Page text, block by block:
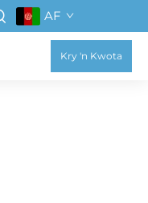
AF
Kry 'n Kwota